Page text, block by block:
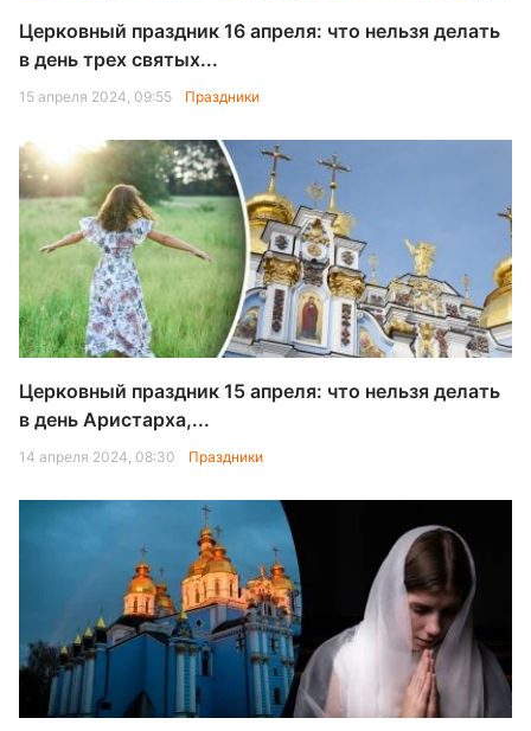
Церковный праздник 16 апреля: что нельзя делать
в день трех святых...
15 апреля 2024, 09:55 Праздники
Церковный праздник 15 апреля: что нельзя делать
в день Аристарха,...
14 апреля 2024, 08:30 Праздники